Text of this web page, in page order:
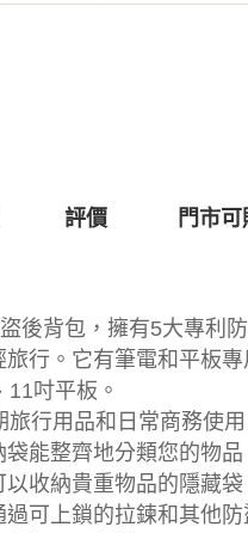
評價 門市
後背包，擁有5大專利防
行。它有筆電和平板專
吋平板。
行用品和日常商務使用
能整齊地分類您的物品
收納貴重物品的隱藏袋
可上鎖的拉鍊和其他